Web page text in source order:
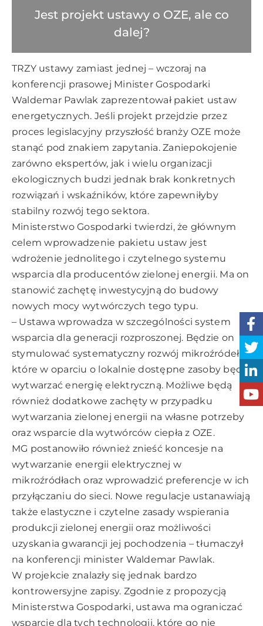
Jest projekt ustawy o OZE, ale co
dalej?
TRZY ustawy zamiast jednej – wczoraj na
konferencji prasowej Minister Gospodarki
Waldemar Pawlak zaprezentował pakiet ustaw
energetycznych. Jeśli projekt przejdzie przez
proces legislacyjny przyszłość branży OZE może
stanąć pod znakiem zapytania. Zaniepokojenie
zarówno ekspertów, jak i wielu organizacji
ekologicznych budzi jednak brak konkretnych
rozwiązań i wskaźników, które zapewniłyby
stabilny rozwój tego sektora.
Ministerstwo Gospodarki twierdzi, że głównym
celem wprowadzenie pakietu ustaw jest
wdrożenie jednolitego i czytelnego systemu
wsparcia dla producentów zielonej energii. Ma on
stanowić zachętę inwestycyjną do budowy
nowych mocy wytwórczych tego typu.
– Ustawa wprowadza w szczególności system
wsparcia dla generacji rozproszonej. Będzie on
stymulować systematyczny rozwój mikroźródeł,
które w oparciu o lokalnie dostępne zasoby będą
wytwarzać energię elektryczną. Możliwe będą
również dodatkowe zachęty w przypadku
wytwarzania zielonej energii na własne potrzeby
oraz wsparcie dla wytwórców ciepła z OZE.
MG postanowiło również znieść koncesje na
wytwarzanie energii elektrycznej w
mikroźródłach oraz wprowadzić preferencje w ich
przyłączaniu do sieci. Nowe regulacje ustanawiają
także elastyczne i czytelne zasady wspierania
produkcji zielonej energii oraz możliwości
uzyskania gwarancji jej pochodzenia – tłumaczył
na konferencji minister Waldemar Pawlak.
W projekcie znalazły się jednak bardzo
kontrowersyjne zapisy. Zgodnie z propozycją
Ministerstwa Gospodarki, ustawa ma ograniczać
wsparcie dla tych technologii, które go nie